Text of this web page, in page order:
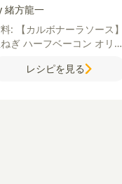
緒方龍一
:
【カルボナーラソース】
ぎ ハーフベーコン オリー
牛乳卵粉チーズ
レシピを見る